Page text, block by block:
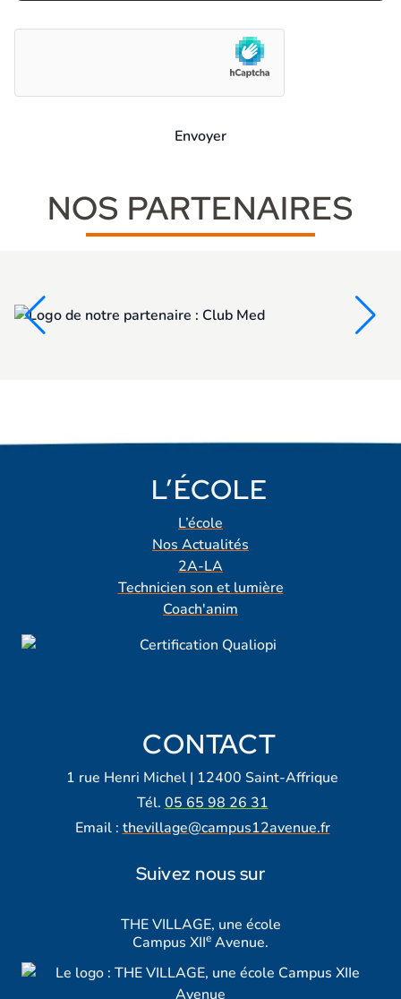
NOS PARTENAIRES
L’ÉCOLE
L’école
Nos Actualités
2A-LA
Technicien son et lumière
Coach'anim
CONTACT
1 rue Henri Michel | 12400 Saint-Affrique
Tél. 05 65 98 26 31
Email : thevillage@campus12avenue.fr
Suivez nous sur
THE VILLAGE, une école
Campus XIIe Avenue.